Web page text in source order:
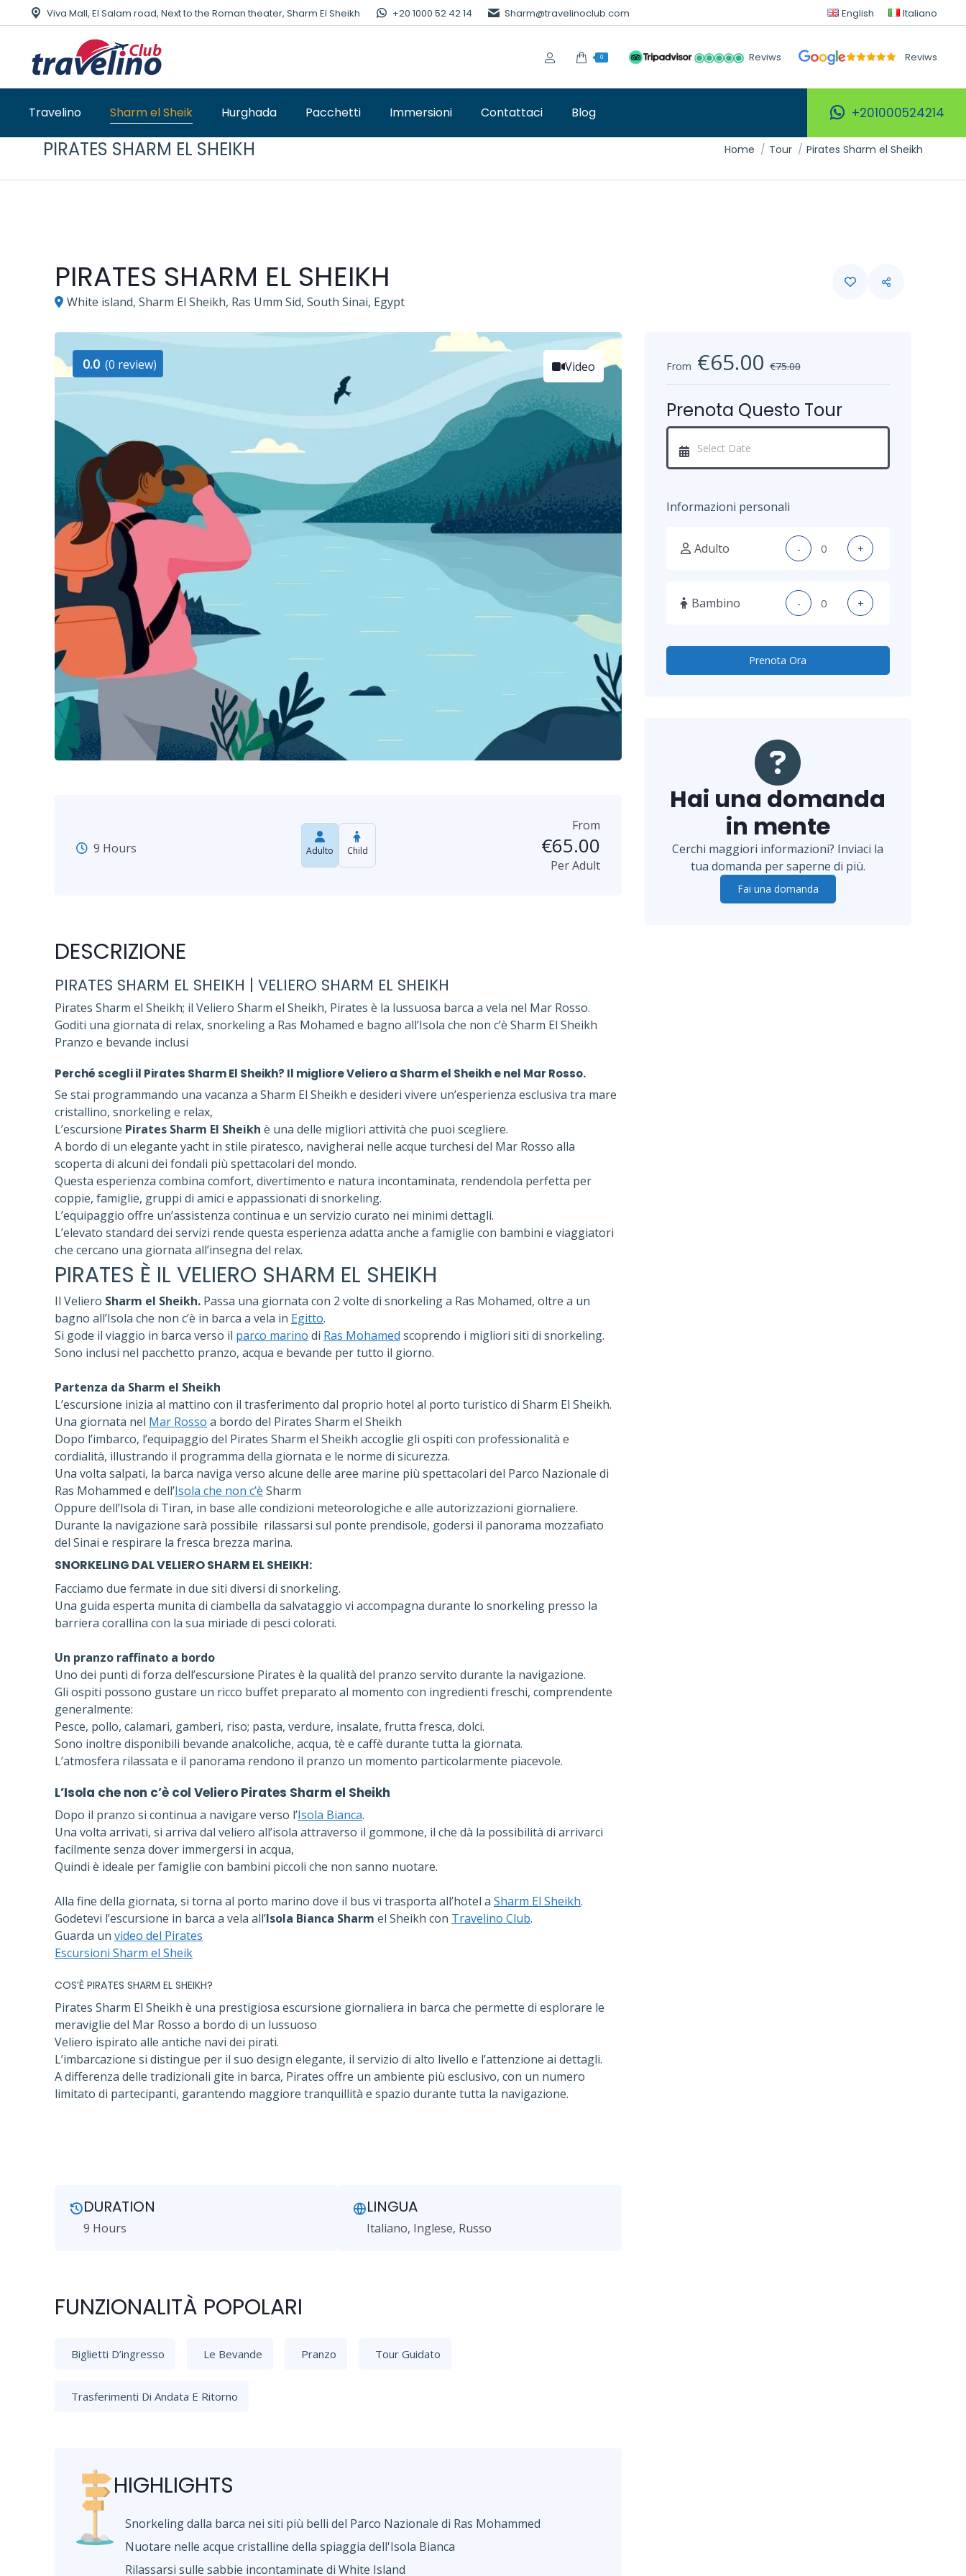
Viva Mall, El Salam road, Next to the Roman theater, Sharm El Sheikh +20 1000 52 42 14 Sharm@travelinoclub.com English Italiano
0 Reviws Reviws
Travelino Sharm el Sheik Hurghada Pacchetti Immersioni Contattaci Blog +201000524214
PIRATES SHARM EL SHEIKH Tu sei qui:
Home Tour Pirates Sharm el Sheikh
PIRATES SHARM EL SHEIKH
White island, Sharm El Sheikh, Ras Umm Sid, South Sinai, Egypt
Video
0.0 (0 review)
9 Hours Adulto Child
From
€65.00
Per Adult
DESCRIZIONE
PIRATES SHARM EL SHEIKH | VELIERO SHARM EL SHEIKH
Pirates Sharm el Sheikh; il Veliero Sharm el Sheikh, Pirates è la lussuosa barca a vela nel Mar Rosso.
Goditi una giornata di relax, snorkeling a Ras Mohamed e bagno all’Isola che non c’è Sharm El Sheikh
Pranzo e bevande inclusi
Perché scegli il Pirates Sharm El Sheikh? Il migliore Veliero a Sharm el Sheikh e nel Mar Rosso.
Se stai programmando una vacanza a Sharm El Sheikh e desideri vivere un’esperienza esclusiva tra mare
cristallino, snorkeling e relax,
L’escursione Pirates Sharm El Sheikh è una delle migliori attività che puoi scegliere.
A bordo di un elegante yacht in stile piratesco, navigherai nelle acque turchesi del Mar Rosso alla
scoperta di alcuni dei fondali più spettacolari del mondo.
Questa esperienza combina comfort, divertimento e natura incontaminata, rendendola perfetta per
coppie, famiglie, gruppi di amici e appassionati di snorkeling.
L’equipaggio offre un’assistenza continua e un servizio curato nei minimi dettagli.
L’elevato standard dei servizi rende questa esperienza adatta anche a famiglie con bambini e viaggiatori
che cercano una giornata all’insegna del relax.
PIRATES È IL VELIERO SHARM EL SHEIKH
Il Veliero Sharm el Sheikh. Passa una giornata con 2 volte di snorkeling a Ras Mohamed, oltre a un
bagno all’Isola che non c’è in barca a vela in Egitto.
Si gode il viaggio in barca verso il parco marino di Ras Mohamed scoprendo i migliori siti di snorkeling.
Sono inclusi nel pacchetto pranzo, acqua e bevande per tutto il giorno.
Partenza da Sharm el Sheikh
L’escursione inizia al mattino con il trasferimento dal proprio hotel al porto turistico di Sharm El Sheikh.
Una giornata nel Mar Rosso a bordo del Pirates Sharm el Sheikh
Dopo l’imbarco, l’equipaggio del Pirates Sharm el Sheikh accoglie gli ospiti con professionalità e
cordialità, illustrando il programma della giornata e le norme di sicurezza.
Una volta salpati, la barca naviga verso alcune delle aree marine più spettacolari del Parco Nazionale di
Ras Mohammed e dell’Isola che non c’è Sharm
Oppure dell’Isola di Tiran, in base alle condizioni meteorologiche e alle autorizzazioni giornaliere.
Durante la navigazione sarà possibile rilassarsi sul ponte prendisole, godersi il panorama mozzafiato
del Sinai e respirare la fresca brezza marina.
SNORKELING DAL VELIERO SHARM EL SHEIKH:
Facciamo due fermate in due siti diversi di snorkeling.
Una guida esperta munita di ciambella da salvataggio vi accompagna durante lo snorkeling presso la
barriera corallina con la sua miriade di pesci colorati.
Un pranzo raffinato a bordo
Uno dei punti di forza dell’escursione Pirates è la qualità del pranzo servito durante la navigazione.
Gli ospiti possono gustare un ricco buffet preparato al momento con ingredienti freschi, comprendente
generalmente:
Pesce, pollo, calamari, gamberi, riso; pasta, verdure, insalate, frutta fresca, dolci.
Sono inoltre disponibili bevande analcoliche, acqua, tè e caffè durante tutta la giornata.
L’atmosfera rilassata e il panorama rendono il pranzo un momento particolarmente piacevole.
L’Isola che non c’è col Veliero Pirates Sharm el Sheikh
Dopo il pranzo si continua a navigare verso l’Isola Bianca.
Una volta arrivati, si arriva dal veliero all’isola attraverso il gommone, il che dà la possibilità di arrivarci
facilmente senza dover immergersi in acqua,
Quindi è ideale per famiglie con bambini piccoli che non sanno nuotare.
Alla fine della giornata, si torna al porto marino dove il bus vi trasporta all’hotel a Sharm El Sheikh.
Godetevi l’escursione in barca a vela all’Isola Bianca Sharm el Sheikh con Travelino Club.
Guarda un video del Pirates
Escursioni Sharm el Sheik
COS’È PIRATES SHARM EL SHEIKH?
Pirates Sharm El Sheikh è una prestigiosa escursione giornaliera in barca che permette di esplorare le
meraviglie del Mar Rosso a bordo di un lussuoso
Veliero ispirato alle antiche navi dei pirati.
L’imbarcazione si distingue per il suo design elegante, il servizio di alto livello e l’attenzione ai dettagli.
A differenza delle tradizionali gite in barca, Pirates offre un ambiente più esclusivo, con un numero
limitato di partecipanti, garantendo maggiore tranquillità e spazio durante tutta la navigazione.
DURATION
9 Hours
LINGUA
Italiano, Inglese, Russo
FUNZIONALITÀ POPOLARI
Biglietti D’ingresso Le Bevande Pranzo Tour Guidato
Trasferimenti Di Andata E Ritorno
HIGHLIGHTS
Snorkeling dalla barca nei siti più belli del Parco Nazionale di Ras Mohammed
Nuotare nelle acque cristalline della spiaggia dell'Isola Bianca
Rilassarsi sulle sabbie incontaminate di White Island
From €65.00€75.00
Prenota Questo Tour
Informazioni personali
Adulto - +
Bambino - +
Prenota Ora
Hai una domanda
in mente
Cerchi maggiori informazioni? Inviaci la
tua domanda per saperne di più.
Fai una domanda